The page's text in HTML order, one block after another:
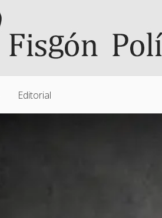
Editorial